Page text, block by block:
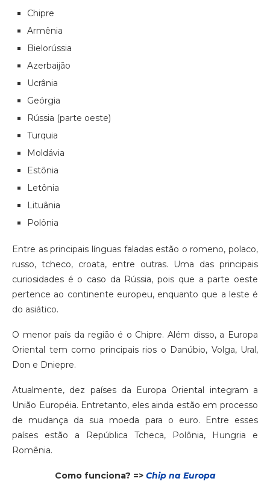
Chipre
Armênia
Bielorússia
Azerbaijão
Ucrânia
Geórgia
Rússia (parte oeste)
Turquia
Moldávia
Estônia
Letônia
Lituânia
Polônia
Entre as principais línguas faladas estão o romeno, polaco,
russo, tcheco, croata, entre outras. Uma das principais
curiosidades é o caso da Rússia, pois que a parte oeste
pertence ao continente europeu, enquanto que a leste é
do asiático.
O menor país da região é o Chipre. Além disso, a Europa
Oriental tem como principais rios o Danúbio, Volga, Ural,
Don e Dniepre.
Atualmente, dez países da Europa Oriental integram a
União Européia. Entretanto, eles ainda estão em processo
de mudança da sua moeda para o euro. Entre esses
países estão a República Tcheca, Polônia, Hungria e
Romênia.
Como funciona? => Chip na Europa